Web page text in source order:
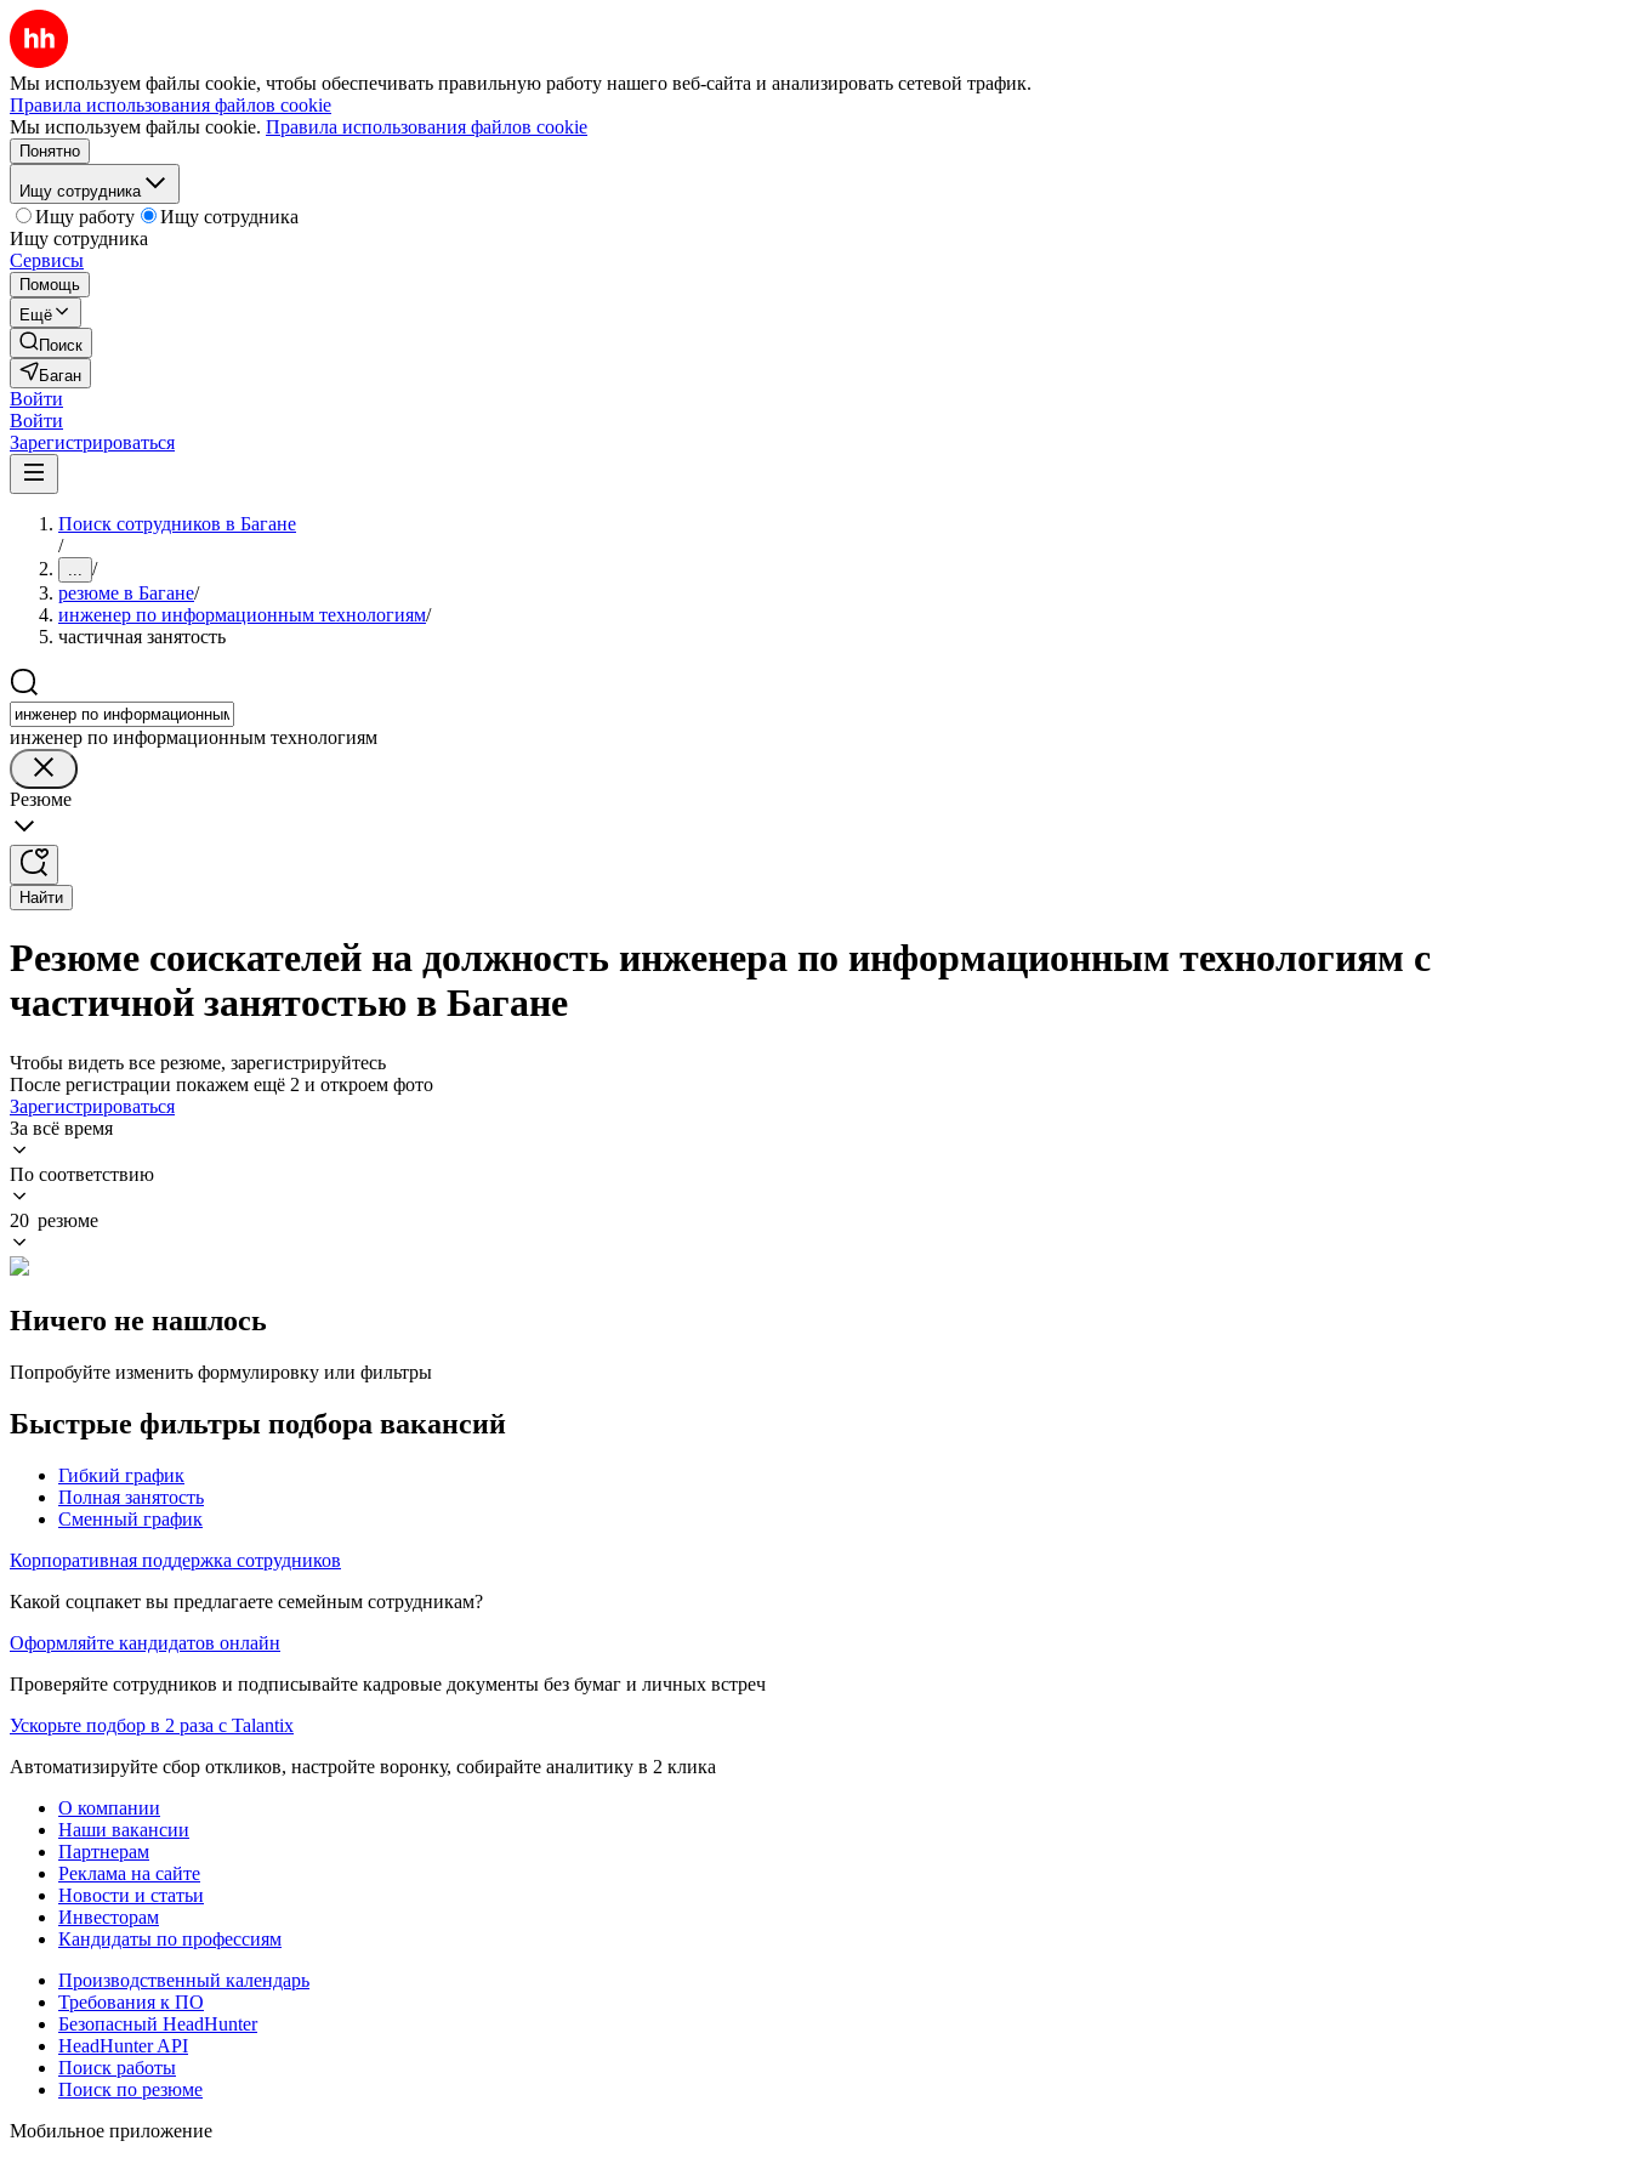
Мы используем файлы cookie, чтобы обеспечивать правильную работу нашего веб-сайта и анализировать сетевой трафик.
Правила использования файлов cookie
Мы используем файлы cookie. Правила использования файлов cookie
Понятно
Ищу сотрудника
Ищу работу
Ищу сотрудника
Ищу сотрудника
Сервисы
Помощь
Ещё
Поиск
Баган
Войти
Войти
Зарегистрироваться
Поиск сотрудников в Багане
/
... /
резюме в Багане/
инженер по информационным технологиям/
частичная занятость
инженер по информационным технологиям
Резюме
Найти
Резюме соискателей на должность инженера по информационным технологиям с
частичной занятостью в Багане
Чтобы видеть все резюме, зарегистрируйтесь
После регистрации покажем ещё 2 и откроем фото
Зарегистрироваться
За всё время
По соответствию
20 резюме
Ничего не нашлось
Попробуйте изменить формулировку или фильтры
Быстрые фильтры подбора вакансий
Гибкий график
Полная занятость
Сменный график
Корпоративная поддержка сотрудников
Какой соцпакет вы предлагаете семейным сотрудникам?
Оформляйте кандидатов онлайн
Проверяйте сотрудников и подписывайте кадровые документы без бумаг и личных встреч
Ускорьте подбор в 2 раза с Talantix
Автоматизируйте сбор откликов, настройте воронку, собирайте аналитику в 2 клика
О компании
Наши вакансии
Партнерам
Реклама на сайте
Новости и статьи
Инвесторам
Кандидаты по профессиям
Производственный календарь
Требования к ПО
Безопасный HeadHunter
HeadHunter API
Поиск работы
Поиск по резюме
Мобильное приложение